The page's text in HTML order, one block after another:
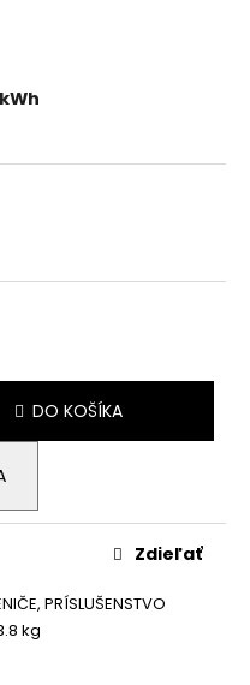
DO KOŠÍKA
PRÍSLUŠENSTVO
kg
Zdieľať